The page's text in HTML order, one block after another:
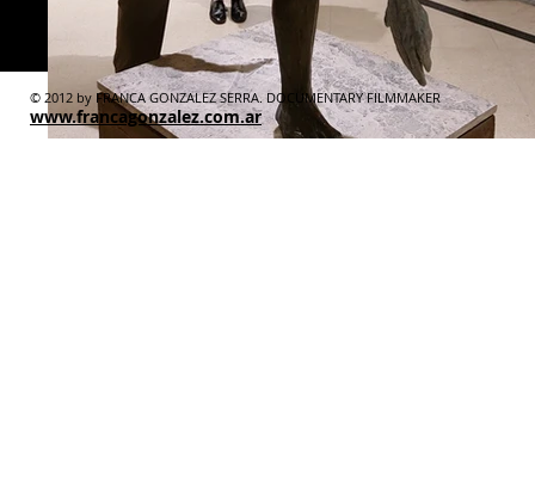
© 2012 by FRANCA GONZALEZ SERRA. DOCUMENTARY FILMMAKER
www.francagonzalez.com.ar